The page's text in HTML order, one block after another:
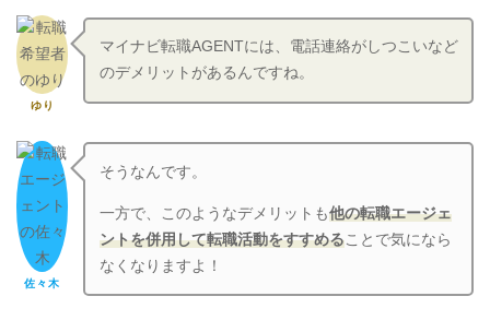
ゆり
マイナビ転職AGENTには、電話連絡がしつこいなど
のデメリットがあるんですね。
佐々木
そうなんです。
一方で、このようなデメリットも他の転職エージェ
ントを併用して転職活動をすすめることで気になら
なくなりますよ！